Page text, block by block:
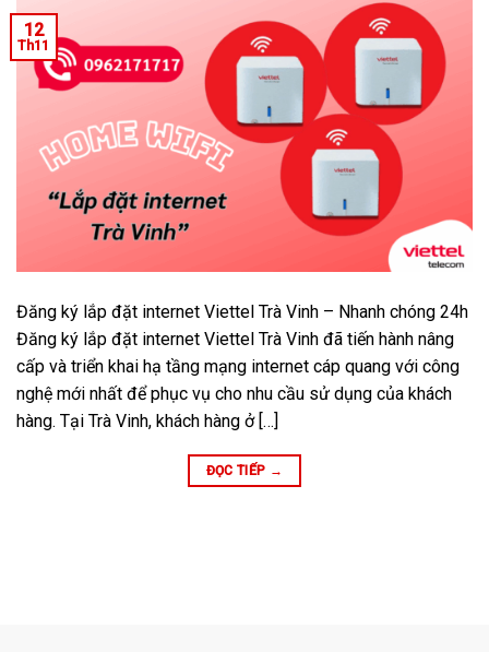
12
Th11
Đăng ký lắp đặt internet Viettel Trà Vinh – Nhanh chóng 24h
Đăng ký lắp đặt internet Viettel Trà Vinh đã tiến hành nâng
cấp và triển khai hạ tầng mạng internet cáp quang với công
nghệ mới nhất để phục vụ cho nhu cầu sử dụng của khách
hàng. Tại Trà Vinh, khách hàng ở […]
ĐỌC TIẾP →